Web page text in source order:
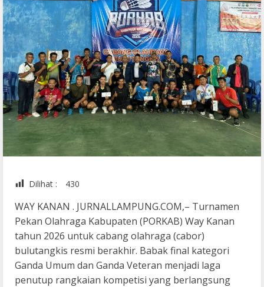
Dilihat : 430
WAY KANAN . JURNALLAMPUNG.COM,– Turnamen
Pekan Olahraga Kabupaten (PORKAB) Way Kanan
tahun 2026 untuk cabang olahraga (cabor)
bulutangkis resmi berakhir. Babak final kategori
Ganda Umum dan Ganda Veteran menjadi laga
penutup rangkaian kompetisi yang berlangsung